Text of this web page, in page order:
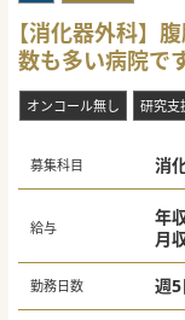
【消化器外科】
数も多い病院で
オンコール無し 研究支
募集科目 消
給与
年
月
勤務日数 週5